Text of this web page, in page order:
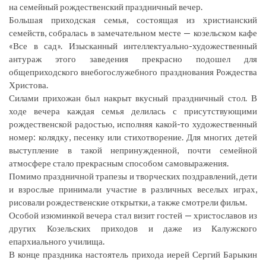
на семейный рождественский праздничный вечер.
Большая приходская семья, состоящая из христианский
семейств, собралась в замечательном месте — козельском кафе
«Все в сад». Изысканный интеллектуально-художественный
антураж этого заведения прекрасно подошел для
общеприходского внебогослужебного празднования Рождества
Христова.
Силами прихожан был накрыт вкусный праздничный стол. В
ходе вечера каждая семья делилась с присутствующими
рождественской радостью, исполняя какой-то художественный
номер: колядку, песенку или стихотворение. Для многих детей
выступление в такой непринужденной, почти семейной
атмосфере стало прекрасным способом самовыражения.
Помимо праздничной трапезы и творческих поздравлений, дети
и взрослые принимали участие в различных веселых играх,
рисовали рождественские открытки, а также смотрели фильм.
Особой изюминкой вечера стал визит гостей — христославов из
других Козельских приходов и даже из Калужского
епархиального училища.
В конце праздника настоятель прихода иерей Сергий Барыкин